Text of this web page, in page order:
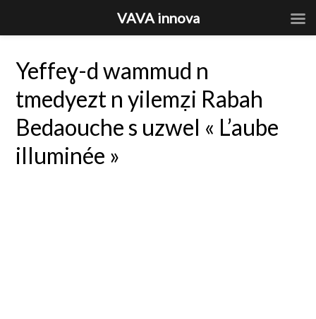
Yeffeɣ-d wammud n
tmedyezt n yilemẓi Rabah
Bedaouche s uzwel « L’aube
illuminée »
VAVA innova